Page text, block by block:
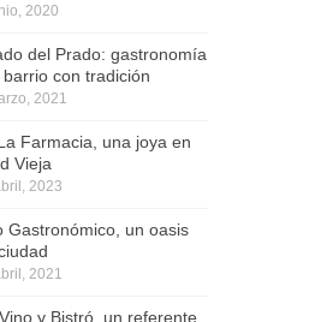
2020
del Prado: gastronomía
con tradición
2021
Farmacia, una joya en
Vieja
2023
Gastronómico, un oasis
2021
y Bistró, un referente